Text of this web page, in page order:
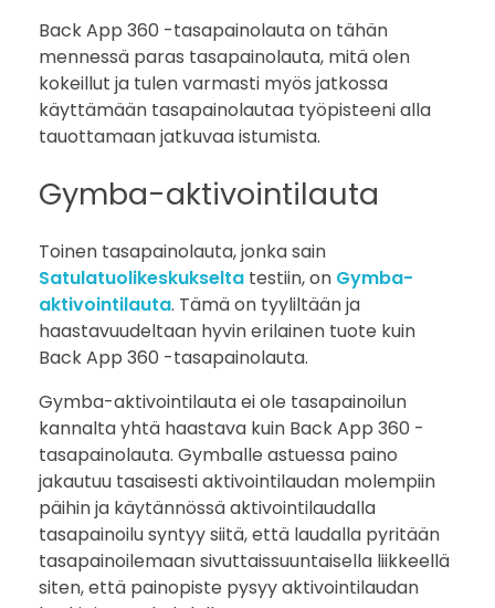
Back App 360 -tasapainolauta on tähän
mennessä paras tasapainolauta, mitä olen
kokeillut ja tulen varmasti myös jatkossa
käyttämään tasapainolautaa työpisteeni alla
tauottamaan jatkuvaa istumista.
Gymba-aktivointilauta
Toinen tasapainolauta, jonka sain
Satulatuolikeskukselta testiin, on Gymba-
aktivointilauta. Tämä on tyyliltään ja
haastavuudeltaan hyvin erilainen tuote kuin
Back App 360 -tasapainolauta.
Gymba-aktivointilauta ei ole tasapainoilun
kannalta yhtä haastava kuin Back App 360 -
tasapainolauta. Gymballe astuessa paino
jakautuu tasaisesti aktivointilaudan molempiin
päihin ja käytännössä aktivointilaudalla
tasapainoilu syntyy siitä, että laudalla pyritään
tasapainoilemaan sivuttaissuuntaisella liikkeellä
siten, että painopiste pysyy aktivointilaudan